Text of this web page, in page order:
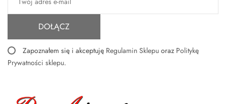
DOŁĄCZ
Zapoznałem się i akceptuję Regulamin Sklepu oraz Politykę
Prywatności sklepu.